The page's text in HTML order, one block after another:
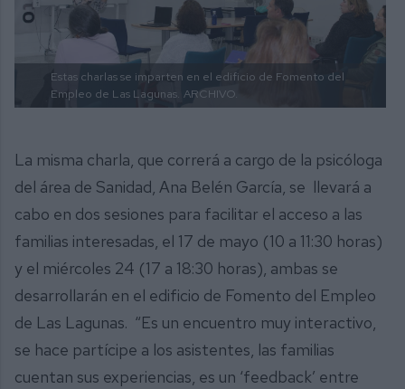
Estas charlas se imparten en el edificio de Fomento del
Empleo de Las Lagunas. ARCHIVO.
La misma charla, que correrá a cargo de la psicóloga
del área de Sanidad, Ana Belén García, se llevará a
cabo en dos sesiones para facilitar el acceso a las
familias interesadas, el 17 de mayo (10 a 11:30 horas)
y el miércoles 24 (17 a 18:30 horas), ambas se
desarrollarán en el edificio de Fomento del Empleo
de Las Lagunas. “Es un encuentro muy interactivo,
se hace partícipe a los asistentes, las familias
cuentan sus experiencias, es un ‘feedback’ entre